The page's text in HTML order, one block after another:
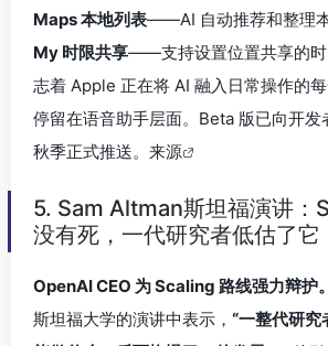
Maps 本地列表——AI 自动推荐和整理
My 时限共享——支持设置位置共享的时
志着 Apple 正在将 AI 融入日常操作的
停留在语音助手层面。Beta 版已向开发
秋季正式推送。 来源
5. Sam Altman斯坦福演讲：
没有死，一代研究者低估了它
OpenAI CEO 为 Scaling 路线强力辩护。
斯坦福大学的演讲中表示， “一整代研